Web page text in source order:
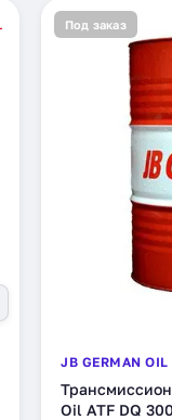
Под заказ
JB GERMAN OIL
Oil ATF DQ